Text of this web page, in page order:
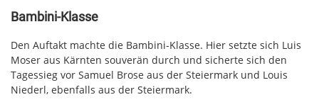
Bambini-Klasse
Den Auftakt machte die Bambini-Klasse. Hier setzte sich Luis
Moser aus Kärnten souverän durch und sicherte sich den
Tagessieg vor Samuel Brose aus der Steiermark und Louis
Niederl, ebenfalls aus der Steiermark.